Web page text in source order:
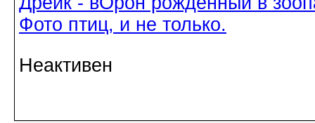
Фото птиц, и не только.
Неактивен